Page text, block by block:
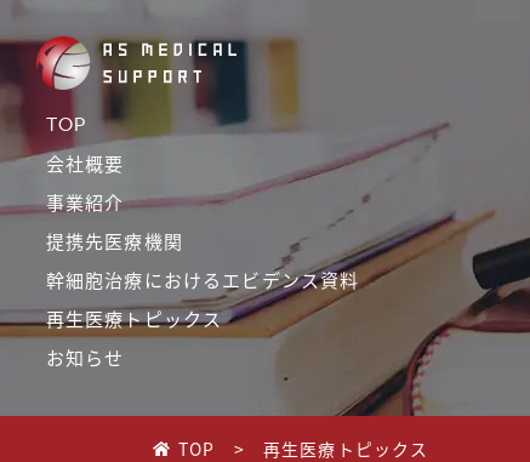
TOP
会社概要
事業紹介
提携先医療機関
幹細胞治療におけるエビデンス資料
再生医療トピックス
お知らせ
TOP > 再生医療トピックス
Navigated to 【2024年4月21日大阪】再生医療実践セ